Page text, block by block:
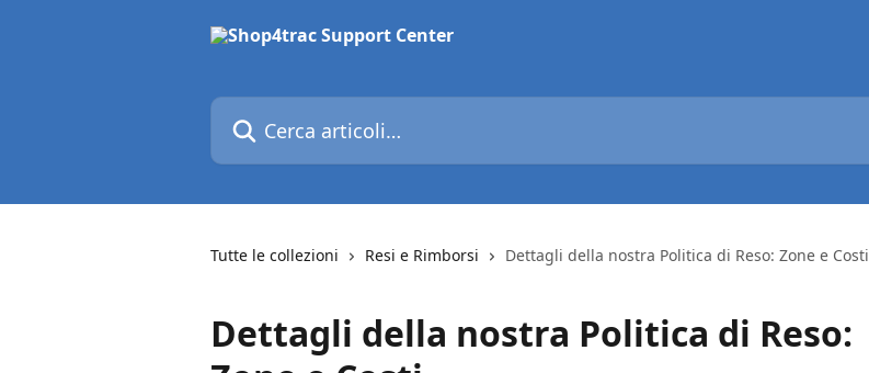
Cerca articoli…
Tutte le collezioni Resi e Rimborsi Dettagli della nostra Politica di Reso: Zone e Costi
Dettagli della nostra Politica di Reso: